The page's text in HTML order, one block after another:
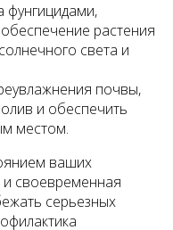
растения
света и
почвы,
и обеспечить
местом.
ваших
и своевременная
серьезных